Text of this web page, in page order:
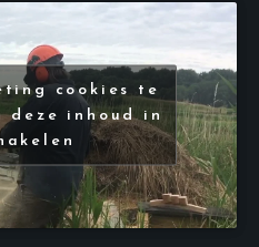
cookies te
deze inhoud in